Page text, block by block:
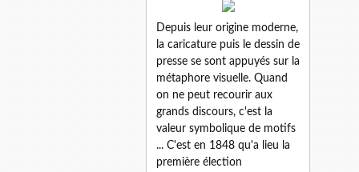
Depuis leur origine moderne,
la caricature puis le dessin de
presse se sont appuyés sur la
métaphore visuelle. Quand
on ne peut recourir aux
grands discours, c'est la
valeur symbolique de motifs
... C'est en 1848 qu'a lieu la
première élection